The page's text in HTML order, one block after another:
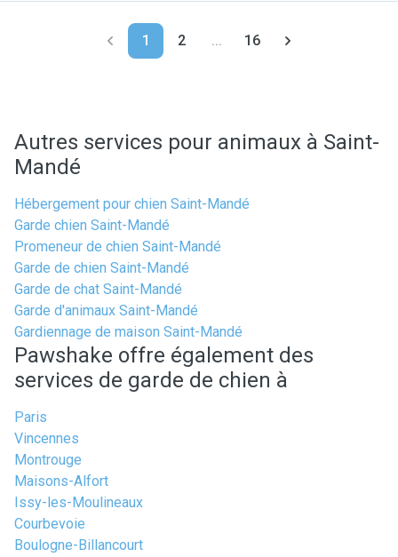
1 2 ... 16
Autres services pour animaux à Saint-
Mandé
Hébergement pour chien Saint-Mandé
Garde chien Saint-Mandé
Promeneur de chien Saint-Mandé
Garde de chien Saint-Mandé
Garde de chat Saint-Mandé
Garde d'animaux Saint-Mandé
Gardiennage de maison Saint-Mandé
Pawshake offre également des
services de garde de chien à
Paris
Vincennes
Montrouge
Maisons-Alfort
Issy-les-Moulineaux
Courbevoie
Boulogne-Billancourt